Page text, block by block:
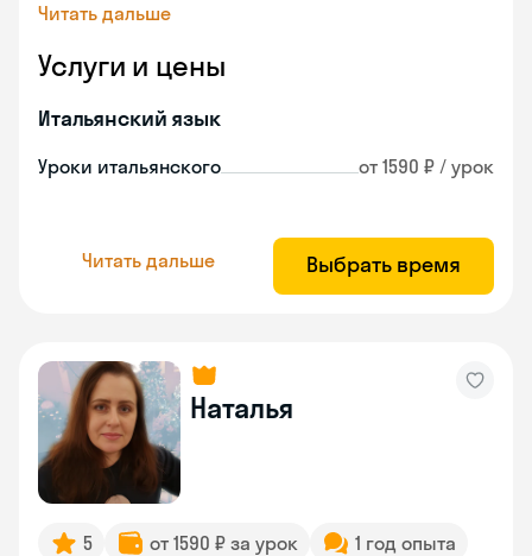
Читать дальше
Услуги и цены
Итальянский язык
Уроки итальянского от 1590 ₽ / урок
Читать дальше Выбрать время
Наталья
5 от 1590 ₽ за урок
1 год опыта